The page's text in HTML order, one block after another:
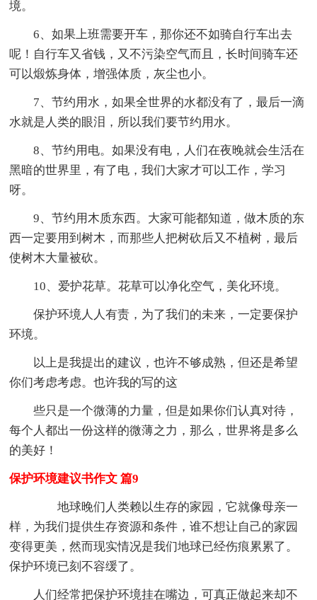
境。
6、如果上班需要开车，那你还不如骑自行车出去
呢！自行车又省钱，又不污染空气而且，长时间骑车还
可以煅炼身体，增强体质，灰尘也小。
7、节约用水，如果全世界的水都没有了，最后一滴
水就是人类的眼泪，所以我们要节约用水。
8、节约用电。如果没有电，人们在夜晚就会生活在
黑暗的世界里，有了电，我们大家才可以工作，学习
呀。
9、节约用木质东西。大家可能都知道，做木质的东
西一定要用到树木，而那些人把树砍后又不植树，最后
使树木大量被砍。
10、爱护花草。花草可以净化空气，美化环境。
保护环境人人有责，为了我们的未来，一定要保护
环境。
以上是我提出的建议，也许不够成熟，但还是希望
你们考虑考虑。也许我的写的这
些只是一个微薄的力量，但是如果你们认真对待，
每个人都出一份这样的微薄之力，那么，世界将是多么
的美好！
保护环境建议书作文 篇9
地球晚们人类赖以生存的家园，它就像母亲一
样，为我们提供生存资源和条件，谁不想让自己的家园
变得更美，然而现实情况是我们地球已经伤痕累累了。
保护环境已刻不容缓了。
人们经常把保护环境挂在嘴边，可真正做起来却不